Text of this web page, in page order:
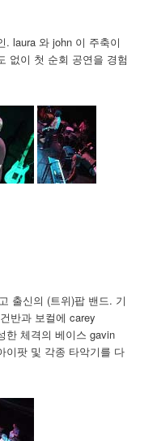
. laura 와 john 이 주축이
없이 첫 순회 공연을 경험
출신의 (트위)팝 밴드. 기
반과 보컬에 carey
한 체격의 베이스 gavin
이팟 및 각종 타악기를 다